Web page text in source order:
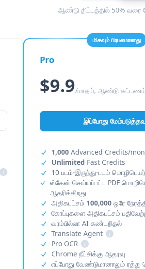
ஆண்டு திட்டத்தில் 50% வரை
i
மிகவும் பிரபலமானது
Pro
$9.9/மாதம், ஆண்டு கட்டணம்
இப்போது
1,000 Advanced Credits/
Unlimited Fast Credits
10 படம்-இருந்து-படம்
ஸ்கேன் செய்யப்பட்ட PDF
ஆதரிக்கிறது
அதிகபட்சம் 100,000 ஒரே
கோப்புகளை அதிகபட்சம்
வரம்பில்லா AI கண்டறிதல்
Translate Agent
i
Pro OCR
i
Chrome நீட்சிக்கு ஆதரவு
எப்போது வேண்டுமானாலும்